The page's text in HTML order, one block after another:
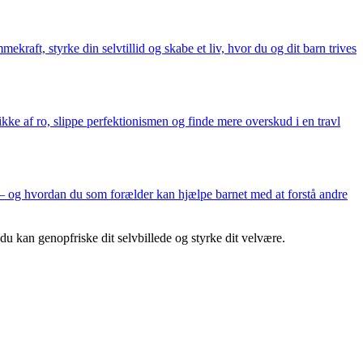
styrke din selvtillid og skabe et liv, hvor du og dit barn trives
af ro, slippe perfektionismen og finde mere overskud i en travl
hvordan du som forælder kan hjælpe barnet med at forstå andre
kan genopfriske dit selvbillede og styrke dit velvære.